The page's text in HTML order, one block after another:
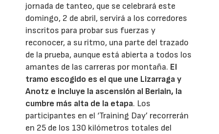
jornada de tanteo, que se celebrará este
domingo, 2 de abril, servirá a los corredores
inscritos para probar sus fuerzas y
reconocer, a su ritmo, una parte del trazado
de la prueba, aunque está abierta a todos los
amantes de las carreras por montaña. El
tramo escogido es el que une Lizarraga y
Anotz e incluye la ascensión al Beriain, la
cumbre más alta de la etapa. Los
participantes en el ‘Training Day’ recorrerán
en 25 de los 130 kilómetros totales del